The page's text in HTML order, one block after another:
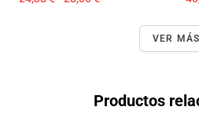
VER MÁS
Productos